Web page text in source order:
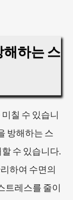
해하는 스
칠 수 있습니
방해하는 스
수 있습니다.
하여 수면의
트레스를 줄이